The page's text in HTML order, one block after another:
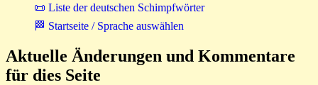
📜 Liste der deutschen Schimpfwörter
🏁 Startseite / Sprache auswählen
Aktuelle Änderungen und Kommentare
für dies Seite